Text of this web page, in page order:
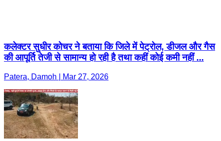
कलेक्टर सुधीर कोचर ने बताया कि जिले में पेट्रोल, डीजल और गैस
की आपूर्ति तेजी से सामान्य हो रही है तथा कहीं कोई कमी नहीं ...
Patera, Damoh | Mar 27, 2026